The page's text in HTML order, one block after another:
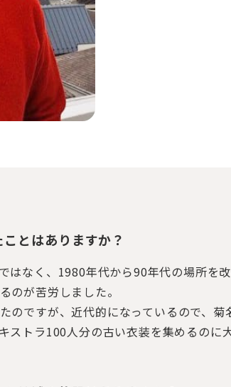
とはありますか？
はなく、1980年代から90年代の場所を改
のが苦労しました。
のですが、近代的になっているので、菊
ストラ100人分の古い衣装を集めるのに